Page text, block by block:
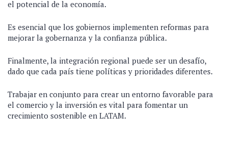
el potencial de la economía.
Es esencial que los gobiernos implementen reformas para
mejorar la gobernanza y la confianza pública.
Finalmente, la integración regional puede ser un desafío,
dado que cada país tiene políticas y prioridades diferentes.
Trabajar en conjunto para crear un entorno favorable para
el comercio y la inversión es vital para fomentar un
crecimiento sostenible en LATAM.